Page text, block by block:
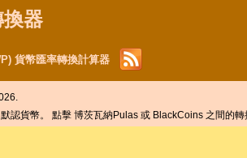
器
貨幣匯率轉換計算器
認貨幣。 點擊 博茨瓦納Pulas 或 BlackCoins 之間的轉